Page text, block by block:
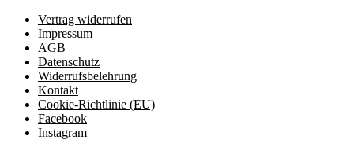
Vertrag widerrufen
Impressum
AGB
Datenschutz
Widerrufsbelehrung
Kontakt
Cookie-Richtlinie (EU)
Facebook
Instagram